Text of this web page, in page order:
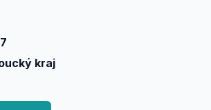
kraj